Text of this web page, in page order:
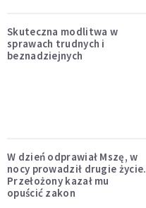
Skuteczna modlitwa w
sprawach trudnych i
beznadziejnych
W dzień odprawiał Mszę, w
nocy prowadził drugie życie.
Przełożony kazał mu
opuścić zakon